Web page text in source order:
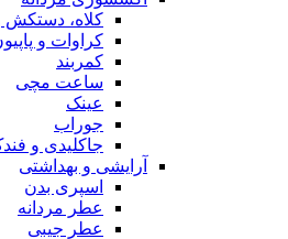
کلاه،
کراوات و
کمربند
ساعت مچی
عینک
جوراب
جاکلیدی و
آرایشی و بهداشتی
اسپری بدن
عطر مردانه
عطر جیبی